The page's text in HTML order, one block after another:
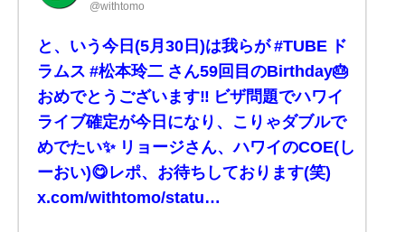
@withtomo
と、いう今日(5月30日)は我らが #TUBE ド
ラムス #松本玲二 さん59回目のBirthday🎂
おめでとうございます‼️ ビザ問題でハワイ
ライブ確定が今日になり、こりゃダブルで
めでたい✨️ リョージさん、ハワイのCOE(し
ーおい)😋レポ、お待ちしております(笑)
x.com/withtomo/statu…